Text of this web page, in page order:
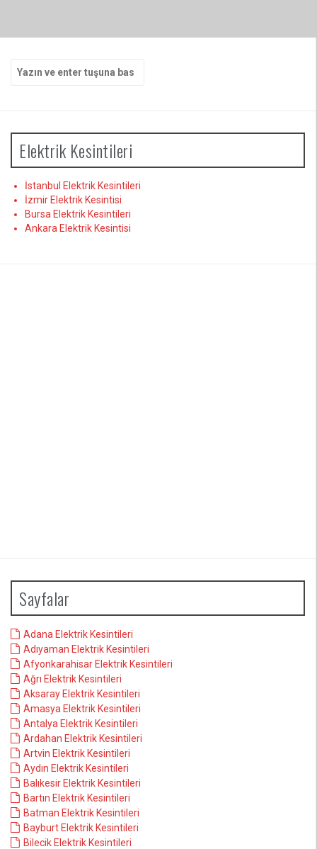
yap:
Elektrik Kesintileri
İstanbul Elektrik Kesintileri
İzmir Elektrik Kesintisi
Bursa Elektrik Kesintileri
Ankara Elektrik Kesintisi
Sayfalar
Adana Elektrik Kesintileri
Adıyaman Elektrik Kesintileri
Afyonkarahisar Elektrik Kesintileri
Ağrı Elektrik Kesintileri
Aksaray Elektrik Kesintileri
Amasya Elektrik Kesintileri
Antalya Elektrik Kesintileri
Ardahan Elektrik Kesintileri
Artvin Elektrik Kesintileri
Aydın Elektrik Kesintileri
Balıkesir Elektrik Kesintileri
Bartın Elektrik Kesintileri
Batman Elektrik Kesintileri
Bayburt Elektrik Kesintileri
Bilecik Elektrik Kesintileri